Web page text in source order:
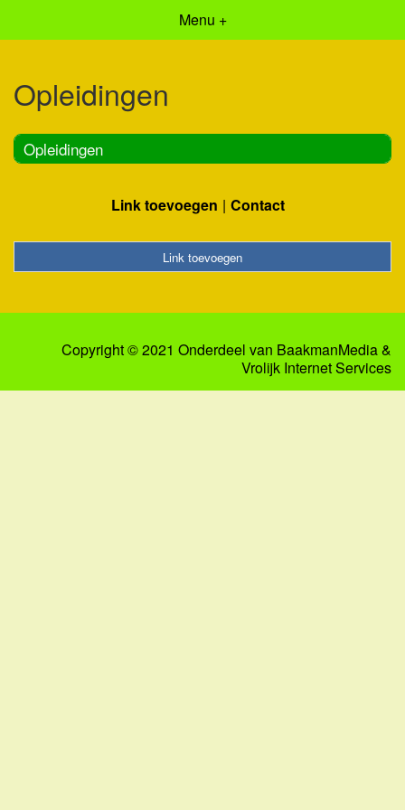
Menu +
Opleidingen
Opleidingen
Link toevoegen Contact
Link toevoegen
Copyright © 2021 Onderdeel van BaakmanMedia&
Vrolijk Internet Services